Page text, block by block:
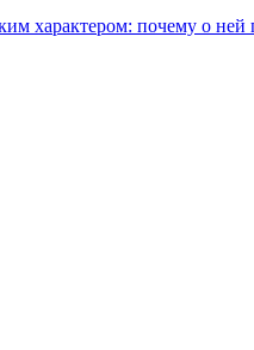
характером: почему о ней